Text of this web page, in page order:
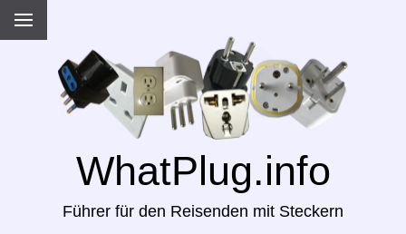
WhatPlug.info
Führer für den Reisenden mit Steckern